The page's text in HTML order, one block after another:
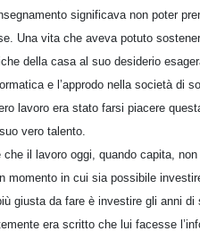
significava non poter
Una vita che aveva potuto
della casa al suo desiderio
e l’approdo nella società
lavoro era stato farsi piacere
vero talento.
il lavoro oggi, quando capita,
momento in cui sia possibile
giusta da fare è investire gli anni
era scritto che lui facesse